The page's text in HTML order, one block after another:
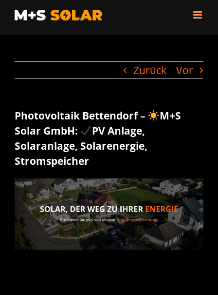
Zum
Inhalt
Zurück Vor
Photovoltaik Bettendorf –
M+S
Solar GmbH:
PV Anlage,
Solaranlage, Solarenergie,
Stromspeicher